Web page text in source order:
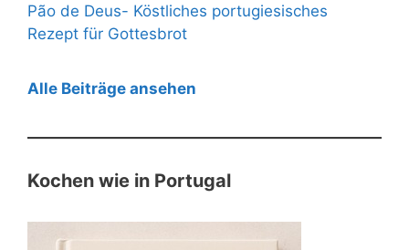
Pão de Deus- Köstliches portugiesisches
Rezept für Gottesbrot
Alle Beiträge ansehen
Kochen wie in Portugal